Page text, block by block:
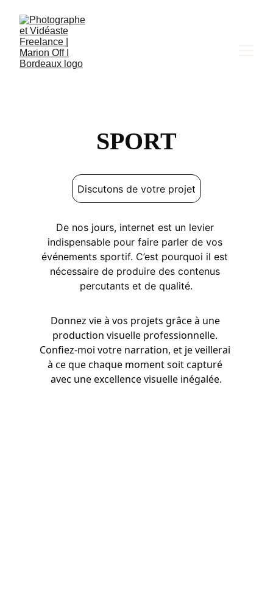
SPORT
Discutons de votre projet
De nos jours, internet est un levier
indispensable pour faire parler de vos
événements sportif. C’est pourquoi il est
nécessaire de produire des contenus
percutants et de qualité.
Donnez vie à vos projets grâce à une
production visuelle professionnelle.
Confiez-moi votre narration, et je veillerai
à ce que chaque moment soit capturé
avec une excellence visuelle inégalée.